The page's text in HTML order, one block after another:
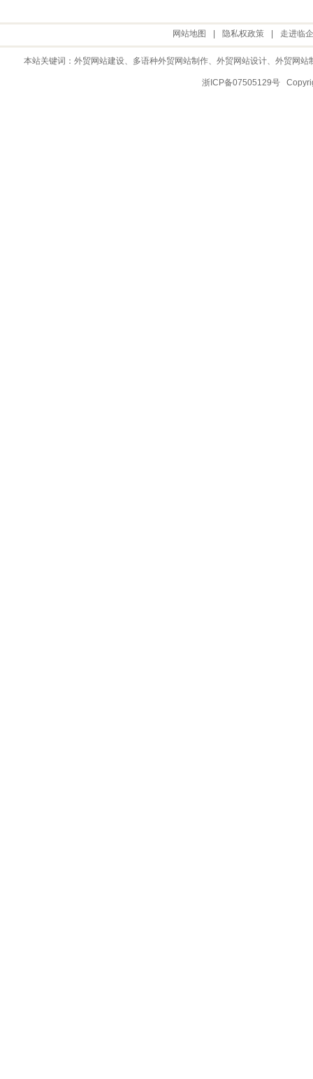
网站地图 隐私权政策 走进临企
本站关键词： 外贸网站建设、多语种外贸网站制作、 外贸网站设计、 外贸网站
浙ICP备07505129号